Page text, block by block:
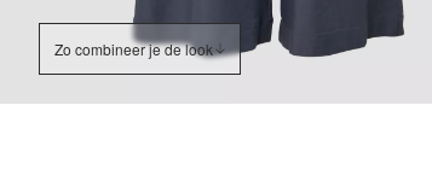
Zo combineer je de look